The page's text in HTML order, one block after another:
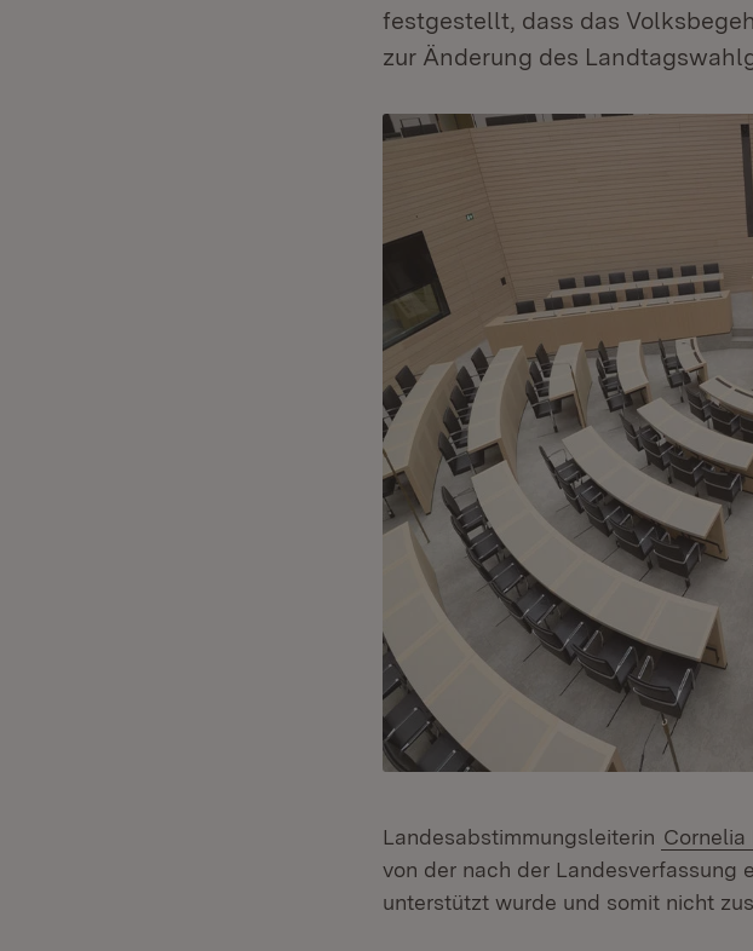
festgestellt, dass das
zur Änderung des
Landesabstimmungsleiterin Cornelia
von der nach der Landesverfassung
unterstützt wurde und somit nicht